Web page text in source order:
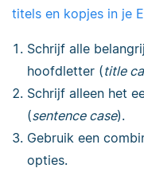
titels en kopjes in je
Schrijf alle
hoofdletter (title
Schrijf alleen het
(sentence case).
Gebruik een
opties.